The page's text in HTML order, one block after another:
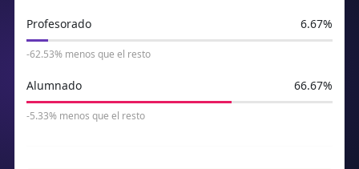
Profesorado 6.67%
-62.53% menos que el resto
Alumnado 66.67%
-5.33% menos que el resto